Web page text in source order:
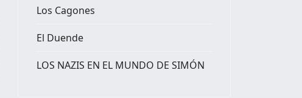
Los Cagones
El Duende
LOS NAZIS EN EL MUNDO DE SIMÓN